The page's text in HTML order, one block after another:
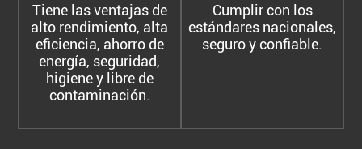
Tiene las ventajas de
alto rendimiento, alta
eficiencia, ahorro de
energía, seguridad,
higiene y libre de
contaminación.
Cumplir con los
estándares nacionales,
seguro y confiable.